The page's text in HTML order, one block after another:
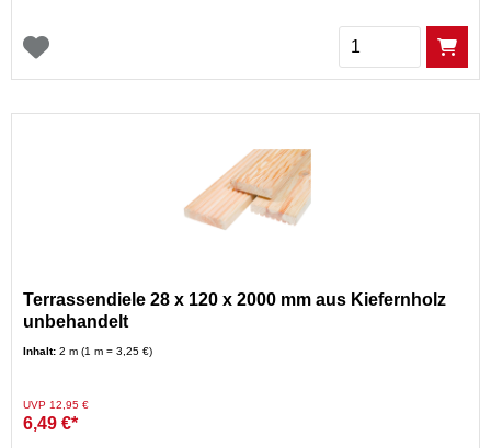
Menge
Terrassendiele 28 x 120 x 2000 mm aus Kiefernholz
unbehandelt
Inhalt: 2 m (1 m = 3,25 €)
Preis reduziert von
UVP 12,95 €auf
6,49 €*